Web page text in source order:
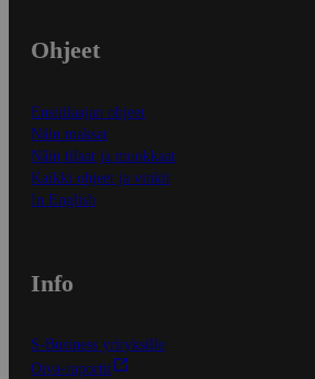
Ohjeet
Ensitilaajan ohjeet
Näin maksat
Näin tilaat ja muokkaat
Kaikki ohjeet ja vinkit
In English
Info
S-Business yrityksille
Oiva-raportit